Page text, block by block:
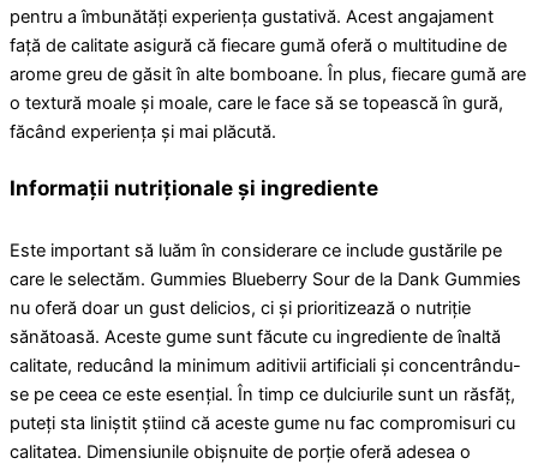
pentru a îmbunătăți experiența gustativă. Acest angajament
față de calitate asigură că fiecare gumă oferă o multitudine de
arome greu de găsit în alte bomboane. În plus, fiecare gumă are
o textură moale și moale, care le face să se topească în gură,
făcând experiența și mai plăcută.
Informații nutriționale și ingrediente
Este important să luăm în considerare ce include gustările pe
care le selectăm. Gummies Blueberry Sour de la Dank Gummies
nu oferă doar un gust delicios, ci și prioritizează o nutriție
sănătoasă. Aceste gume sunt făcute cu ingrediente de înaltă
calitate, reducând la minimum aditivii artificiali și concentrându-
se pe ceea ce este esențial. În timp ce dulciurile sunt un răsfăț,
puteți sta liniștit știind că aceste gume nu fac compromisuri cu
calitatea. Dimensiunile obișnuite de porție oferă adesea o